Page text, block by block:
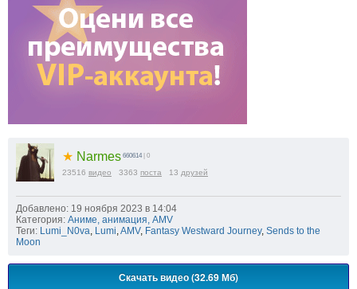
★ Narmes 660614 | 0
23516 видео 3363 поста 13 друзей
Добавлено: 19 ноября 2023 в 14:04
Категория: Аниме, анимация, AMV
Теги: Lumi_N0va, Lumi,AMV, Fantasy Westward Journey, Sends to the
Moon
Скачать видео (32.69 Мб)